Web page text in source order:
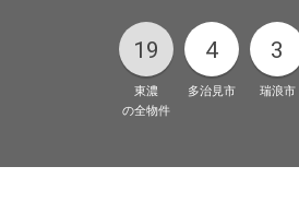
19
東濃
の全物件
4
多治見市
3
瑞浪市